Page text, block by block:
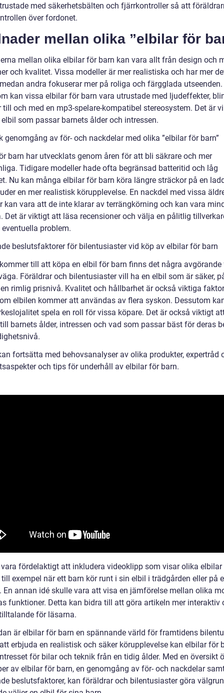
med säkerhetsbälten och fjärrkontroller så att
över fordonet.
mellan olika ”elbilar för
mellan olika elbilar för barn kan vara allt från design och
och kvalitet. Vissa modeller är mer realistiska och har mer
andra fokuserar mer på roliga och färgglada utseenden.
kan vissa elbilar för barn vara utrustade med ljudeffekter,
till och med en mp3-spelare-kompatibel stereosystem. Det är
som passar barnets ålder och intressen.
genomgång av för- och nackdelar med olika ”elbilar för barn”
barn har utvecklats genom åren för att bli säkrare och mer
Tidigare modeller hade ofta begränsad batteritid och låg
Nu kan många elbilar för barn köra längre sträckor på en
en mer realistisk körupplevelse. En nackdel med vissa
kan vara att de inte klarar av terrängkörning och kan vara
Det är viktigt att läsa recensioner och välja en pålitlig
problem.
beslutsfaktorer för bilentusiaster vid köp av elbilar för barn
till att köpa en elbil för barn finns det några avgörande
Föräldrar och bilentusiaster vill ha en elbil som är säker,
rimlig prisnivå. Kvalitet och hållbarhet är också viktiga
elbilen kommer att användas av flera syskon. Dessutom
spela en roll för vissa köpare. Det är också viktigt
barnets ålder, intressen och vad som passar bäst för deras
fortsätta med behovsanalyser av olika produkter, expertråd
och tips för underhåll av elbilar för barn.
fördelaktigt att inkludera videoklipp som visar olika
exempel när ett barn kör runt i sin elbil i trädgården eller på
En annan idé skulle vara att visa en jämförelse mellan olika
funktioner. Detta kan bidra till att göra artikeln mer interaktiv
för läsarna.
är elbilar för barn en spännande värld för framtidens
erbjuda en realistisk och säker körupplevelse kan elbilar för
för bilar och teknik från en tidig ålder. Med en översikt
av elbilar för barn, en genomgång av för- och nackdelar
beslutsfaktorer, kan föräldrar och bilentusiaster göra